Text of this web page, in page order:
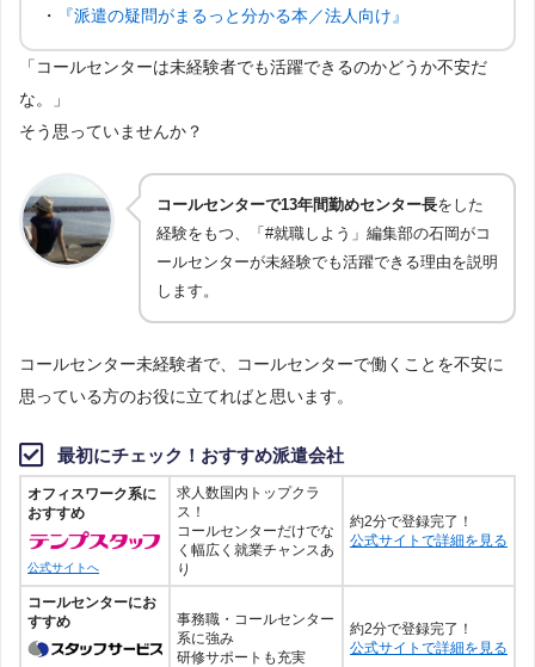
・ 『派遣の疑問がまるっと分かる本／法人向け』
「コールセンターは未経験者でも活躍できるのかどうか不安だ
な。」
そう思っていませんか？
コールセンターで13年間勤めセンター長をした
経験をもつ、「#就職しよう」編集部の石岡がコ
ールセンターが未経験でも活躍できる理由を説明
します。
コールセンター未経験者で、コールセンターで働くことを不安に
思っている方のお役に立てればと思います。
最初にチェック！おすすめ派遣会社
オフィスワーク系に
おすすめ
公式サイトへ
求人数国内トップクラ
ス！
コールセンターだけでな
く幅広く就業チャンスあ
り
約2分で登録完了！
公式サイトで詳細を見る
コールセンターにお
すすめ
事務職・コールセンター
系に強み
研修サポートも充実
約2分で登録完了！
公式サイトで詳細を見る